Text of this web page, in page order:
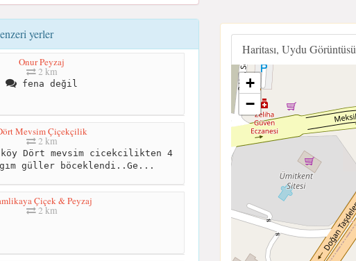
yerler
Onur Peyzaj
2 km
fena değil
Mevsim Çiçekçilik
2 km
Dört mevsim cicekcilikten 4
güller böceklendi..Ge...
Çiçek & Peyzaj
2 km
Haritası, Uydu Görüntüsü
+
−